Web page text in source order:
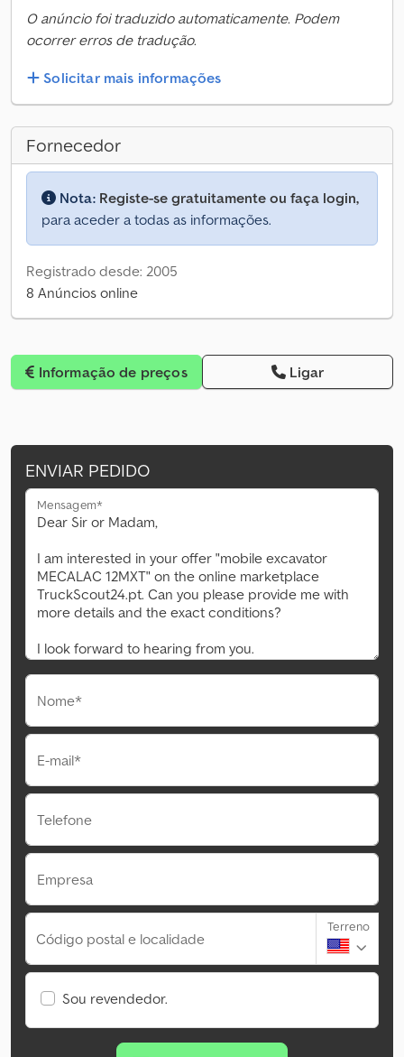
O anúncio foi traduzido automaticamente. Podem
ocorrer erros de tradução.
Solicitar mais informações
Fornecedor
Nota: Registe-se gratuitamente ou faça login,
para aceder a todas as informações.
Registrado desde: 2005
8 Anúncios online
Informação de preços Ligar
ENVIAR PEDIDO
Mensagem*
Nome*
E-mail*
Telefone
Empresa
Código postal e localidade
Terreno
Sou revendedor.